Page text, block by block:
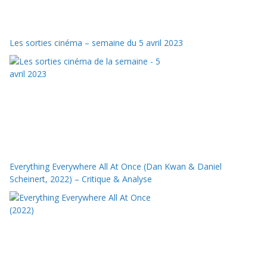
Les sorties cinéma – semaine du 5 avril 2023
Everything Everywhere All At Once (Dan Kwan & Daniel
Scheinert, 2022) – Critique & Analyse